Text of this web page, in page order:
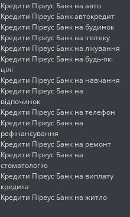
Кредити Піреус Банк на авто
Кредити Піреус Банк автокредит
Кредити Піреус Банк на будинок
Кредити Піреус Банк на іпотеку
Кредити Піреус Банк на лікування
Кредити Піреус Банк на будь-які
цілі
Кредити Піреус Банк на навчання
Кредити Піреус Банк на
відпочинок
Кредити Піреус Банк на телефон
Кредити Піреус Банк на
рефінансування
Кредити Піреус Банк на ремонт
Кредити Піреус Банк на
стоматологію
Кредити Піреус Банк на виплату
кредита
Кредити Піреус Банк на житло